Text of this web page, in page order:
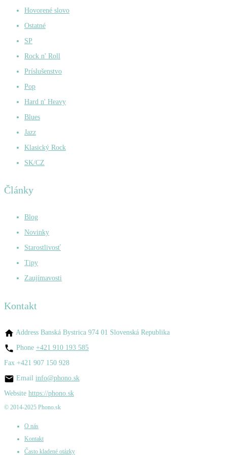
Hovorené slovo
Ostatné
SP
Rock n' Roll
Príslušenstvo
Pop
Hard n' Heavy
Blues
Jazz
Klasický Rock
SK/CZ
Články
Blog
Novinky
Starostlivosť
Tipy
Zaujímavosti
Kontakt
Address Banská Bystrica 974 01 Slovenská Republika
Phone +421 910 193 585
Fax +421 907 150 928
Email info@phono.sk
Website https://phono.sk
© 2014-2025 Phono.sk
O nás
Kontakt
Často kladené otázky